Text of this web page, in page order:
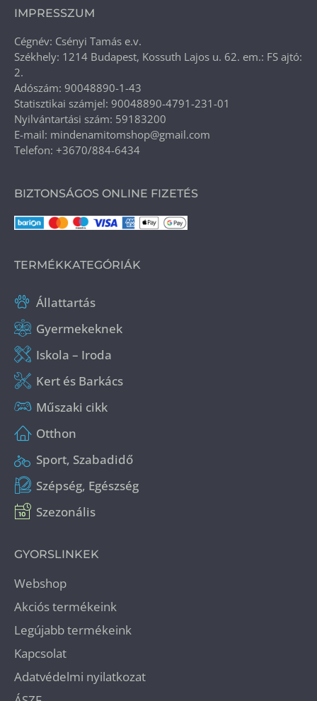
IMPRESSZUM
Cégnév: Csényi Tamás e.v.
Székhely: 1214 Budapest, Kossuth Lajos u. 62. em.: FS ajtó:
2.
Adószám: 90048890-1-43
Statisztikai számjel: 90048890-4791-231-01
Nyilvántartási szám: 59183200
E-mail: mindenamitomshop@gmail.com
Telefon: +3670/884-6434
BIZTONSÁGOS ONLINE FIZETÉS
TERMÉKKATEGÓRIÁK
Állattartás
Gyermekeknek
Iskola – Iroda
Kert és Barkács
Műszaki cikk
Otthon
Sport, Szabadidő
Szépség, Egészség
Szezonális
GYORSLINKEK
Webshop
Akciós termékeink
Legújabb termékeink
Kapcsolat
Adatvédelmi nyilatkozat